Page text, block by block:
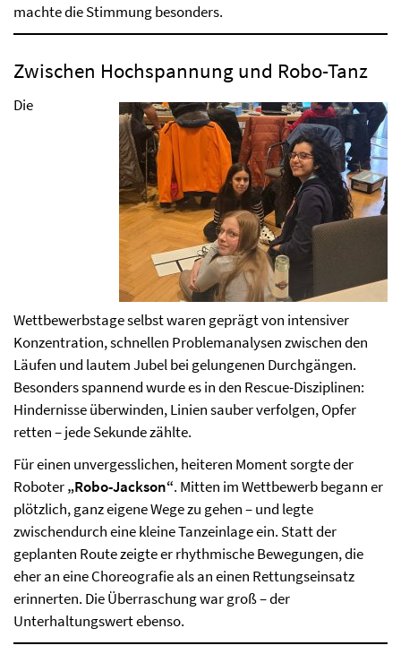
machte die Stimmung besonders.
Zwischen Hochspannung und Robo-Tanz
Die
Wettbewerbstage selbst waren geprägt von intensiver
Konzentration, schnellen Problemanalysen zwischen den
Läufen und lautem Jubel bei gelungenen Durchgängen.
Besonders spannend wurde es in den Rescue-Disziplinen:
Hindernisse überwinden, Linien sauber verfolgen, Opfer
retten – jede Sekunde zählte.
Für einen unvergesslichen, heiteren Moment sorgte der
Roboter„Robo-Jackson“. Mitten im Wettbewerb begann er
plötzlich, ganz eigene Wege zu gehen – und legte
zwischendurch eine kleine Tanzeinlage ein. Statt der
geplanten Route zeigte er rhythmische Bewegungen, die
eher an eine Choreografie als an einen Rettungseinsatz
erinnerten. Die Überraschung war groß – der
Unterhaltungswert ebenso.